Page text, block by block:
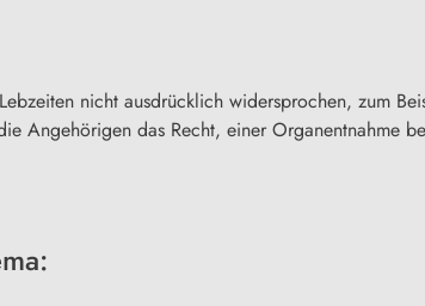
nicht ausdrücklich widersprochen, zum
Angehörigen das Recht, einer Organentnahme